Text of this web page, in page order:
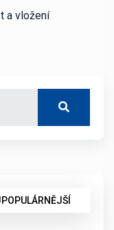
a vložení